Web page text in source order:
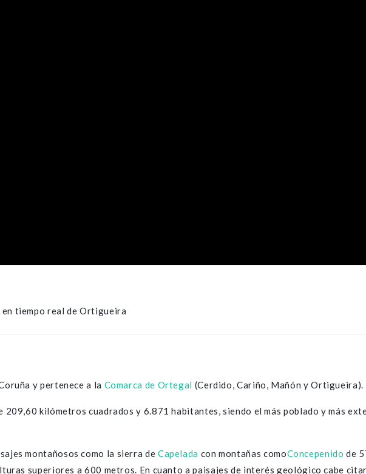
tiempo real de Ortigueira
y pertenece a la Comarca de Ortegal (Cerdido, Cariño, Mañón y Ortigueira).
kilómetros cuadrados y 6.871 habitantes, siendo el más poblado y más
montañosos como la sierra de Capelada con montañas comoConcepenido de
superiores a 600 metros. En cuanto a paisajes de interés geológico cabe